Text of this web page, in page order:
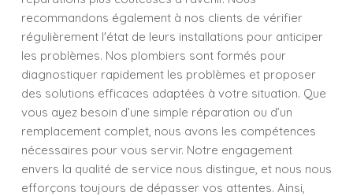
recommandons également à nos clients de vérifier
régulièrement l'état de leurs installations pour anticiper
les problèmes. Nos plombiers sont formés pour
diagnostiquer rapidement les problèmes et proposer
des solutions efficaces adaptées à votre situation. Que
vous ayez besoin d’une simple réparation ou d’un
remplacement complet, nous avons les compétences
nécessaires pour vous servir. Notre engagement
envers la qualité de service nous distingue, et nous nous
efforçons toujours de dépasser vos attentes. Ainsi,